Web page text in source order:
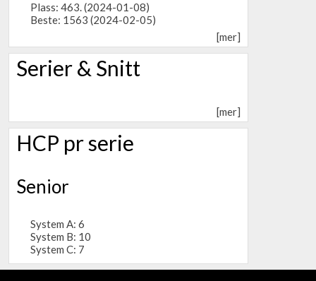
Plass: 463. (2024-01-08)
Beste: 1563 (2024-02-05)
[mer]
Serier & Snitt
[mer]
HCP pr serie
Senior
System A: 6
System B: 10
System C: 7